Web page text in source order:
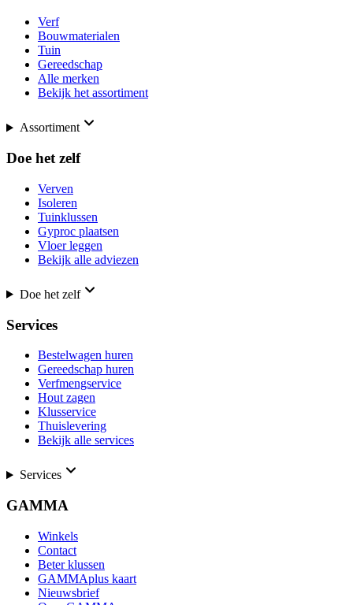
Verf
Bouwmaterialen
Tuin
Gereedschap
Alle merken
Bekijk het assortiment
Assortiment
Doe het zelf
Verven
Isoleren
Tuinklussen
Gyproc plaatsen
Vloer leggen
Bekijk alle adviezen
Doe het zelf
Services
Bestelwagen huren
Gereedschap huren
Verfmengservice
Hout zagen
Klusservice
Thuislevering
Bekijk alle services
Services
GAMMA
Winkels
Contact
Beter klussen
GAMMAplus kaart
Nieuwsbrief